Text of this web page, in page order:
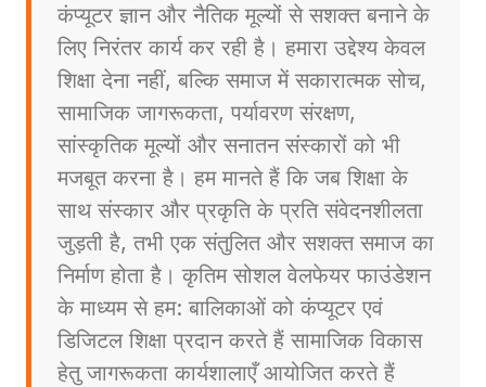
कंप्यूटर ज्ञान और नैतिक मूल्यों से सशक्त बनाने के
लिए निरंतर कार्य कर रही है। हमारा उद्देश्य केवल
शिक्षा देना नहीं, बल्कि समाज में सकारात्मक सोच,
सामाजिक जागरूकता, पर्यावरण संरक्षण,
सांस्कृतिक मूल्यों और सनातन संस्कारों को भी
मजबूत करना है। हम मानते हैं कि जब शिक्षा के
साथ संस्कार और प्रकृति के प्रति संवेदनशीलता
जुड़ती है, तभी एक संतुलित और सशक्त समाज का
निर्माण होता है। कृतिम सोशल वेलफेयर फाउंडेशन
के माध्यम से हम: बालिकाओं को कंप्यूटर एवं
डिजिटल शिक्षा प्रदान करते हैं सामाजिक विकास
हेतु जागरूकता कार्यशालाएँ आयोजित करते हैं